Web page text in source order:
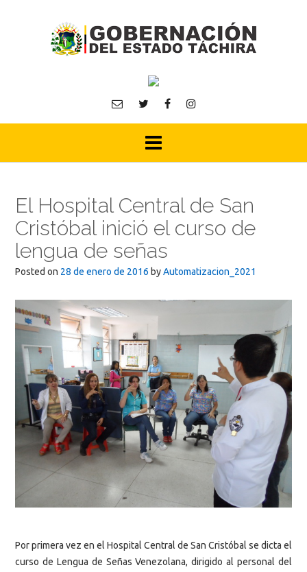
El Hospital Central de San
Cristóbal inició el curso de
lengua de señas
Posted on 28 de enero de 2016 byAutomatizacion_2021
Por primera vez en el Hospital Central de San Cristóbal se dicta el
curso de Lengua de Señas Venezolana, dirigido al personal del